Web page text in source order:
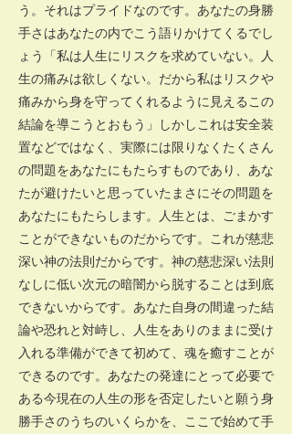
う。それはプライドなのです。あなたの身勝
手さはあなたの内でこう語りかけてくるでし
ょう「私は人生にリスクを求めていない。人
生の痛みは欲しくない。だから私はリスクや
痛みから身を守ってくれるように見えるこの
結論を導こうとおもう」しかしこれは安全装
置などではなく、実際には限りなくたくさん
の問題をあなたにもたらすものであり、あな
たが避けたいと思っていたまさにその問題を
あなたにもたらします。人生とは、ごまかす
ことができないものだからです。これが慈悲
深い神の法則だからです。神の慈悲深い法則
なしに低い次元の暗闇から脱することは到底
できないからです。あなた自身の間違った結
論や恐れと対峙し、人生をありのままに受け
入れる準備ができて初めて、魂を癒すことが
できるのです。あなたの発達にとって必要で
ある今現在の人生の形を否定したいと願う身
勝手さのうちのいくらかを、ここで始めて手